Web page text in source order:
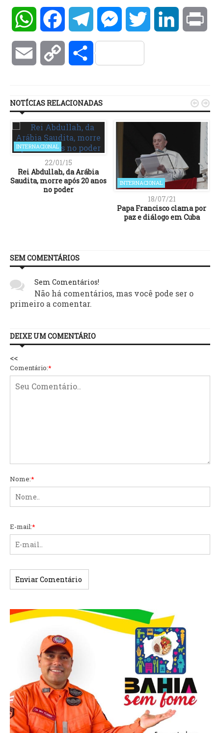
WhatsAppFacebookTelegramMessengerTwitter LinkedIn
Email Copy Compartilhar
NOTÍCIAS RELACIONADAS
INTERNACIONAL
22/01/15
Rei Abdullah, da Arábia
Saudita, morre após 20 anos
no poder
INTERNACIONAL
18/07/21
Papa Francisco clama por
paz e diálogo em Cuba
 
SEM COMENTÁRIOS
Sem Comentários!
Não há comentários, mas você pode ser o
primeiro a comentar.
DEIXE UM COMENTÁRIO
<<
Comentário:*
Nome:*
E-mail:*